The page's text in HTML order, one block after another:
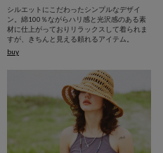
シルエットにこだわったシンプルなデザイ
ン。綿100％ながらハリ感と光沢感のある素
材に仕上がっておりリラックスして着られま
すが、きちんと見える頼れるアイテム。
buy